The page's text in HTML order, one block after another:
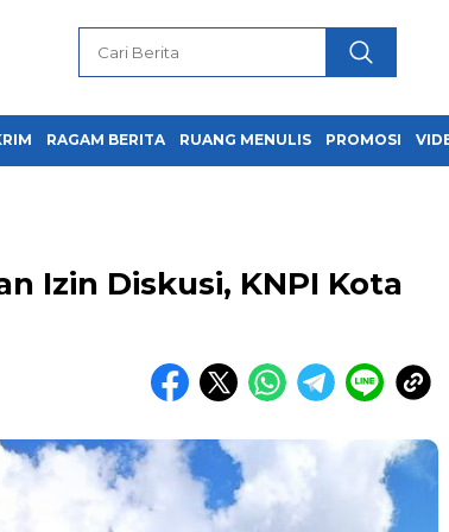
RAGAM BERITA RUANG MENULIS PROMOSI
Izin Diskusi, KNPI Kota